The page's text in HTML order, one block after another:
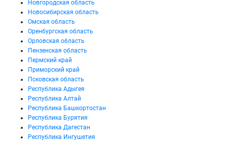
Новгородская область
Новосибирская область
Омская область
Оренбургская область
Орловская область
Пензенская область
Пермский край
Приморский край
Псковская область
Республика Адыгея
Республика Алтай
Республика Башкортостан
Республика Бурятия
Республика Дагестан
Республика Ингушетия